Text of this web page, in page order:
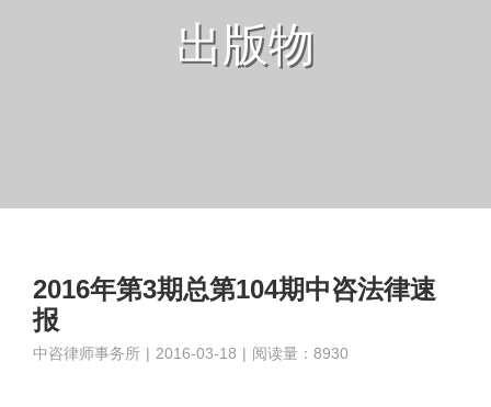
出版物
2016年第3期总第104期中咨法律速
报
中咨律师事务所 | 2016-03-18 | 阅读量：8930